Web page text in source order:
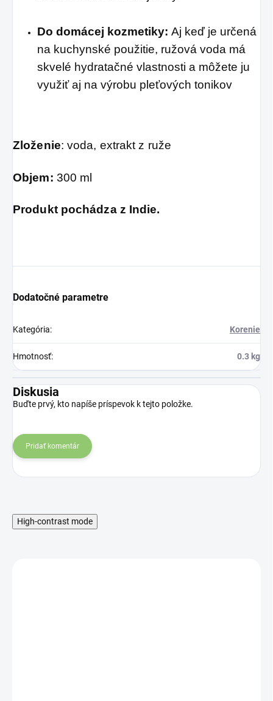
Do domácej kozmetiky: Aj keď je určená
na kuchynské použitie, ružová voda má
skvelé hydratačné vlastnosti a môžete ju
využiť aj na výrobu pleťových tonikov
Zloženie: voda, extrakt z ruže
Objem: 300 ml
Produkt pochádza z Indie.
Dodatočné parametre
Kategória: Korenie
Hmotnosť: 0.3 kg
Diskusia
Buďte prvý, kto napíše príspevok k tejto položke.
Pridať komentár
High-contrast mode